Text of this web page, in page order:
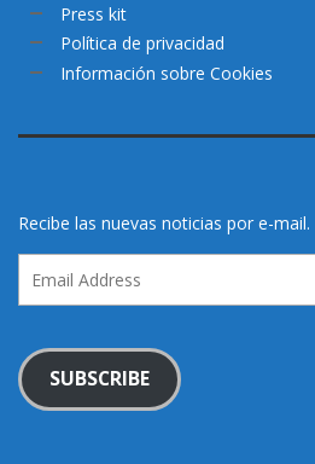
Press kit
Política de privacidad
Información sobre Cookies
Recibe las nuevas noticias por e-mail.
Address
SUBSCRIBE